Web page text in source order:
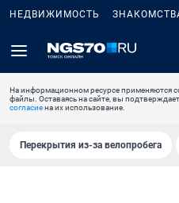
НЕДВИЖИМОСТЬ
На информационном ресурсе применяются
файлы. Оставаясь на сайте, вы
согласиена их использование.
Перекрытия из-за велопробега